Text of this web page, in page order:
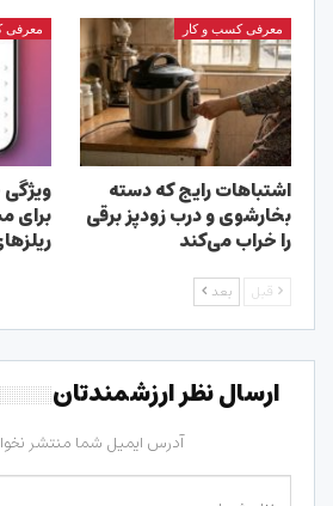
معرفی کسب و کار
اشتباهات رایج که دسته
بخارشوی و درب زودپز برقی
را خراب می‌کند
معرفی
ویژگی
برای
قبل بعد
ارسال نظر ارزشمندتان
آدرس ایمیل شما منتشر